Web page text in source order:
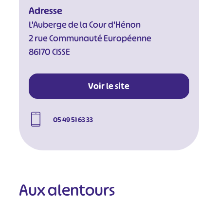
Adresse
L'Auberge de la Cour d'Hénon
2 rue Communauté Européenne
86170 CISSE
Voir le site
05 49 51 63 33
Aux alentours